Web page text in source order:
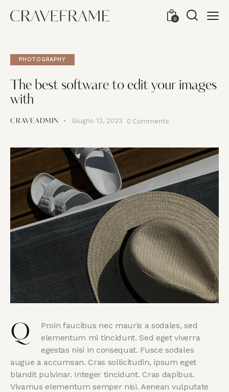
0
PHOTOGRAPHY
The best software to edit your images
with
CRAVEADMIN Giugno 13, 2023 0 Comments
Q
Proin faucibus nec mauris a sodales, sed
elementum mi tincidunt. Sed eget viverra
egestas nisi in consequat. Fusce sodales
augue a accumsan. Cras sollicitudin, ipsum eget
blandit pulvinar. Integer tincidunt. Cras dapibus.
Vivamus elementum semper nisi. Aenean vulputate